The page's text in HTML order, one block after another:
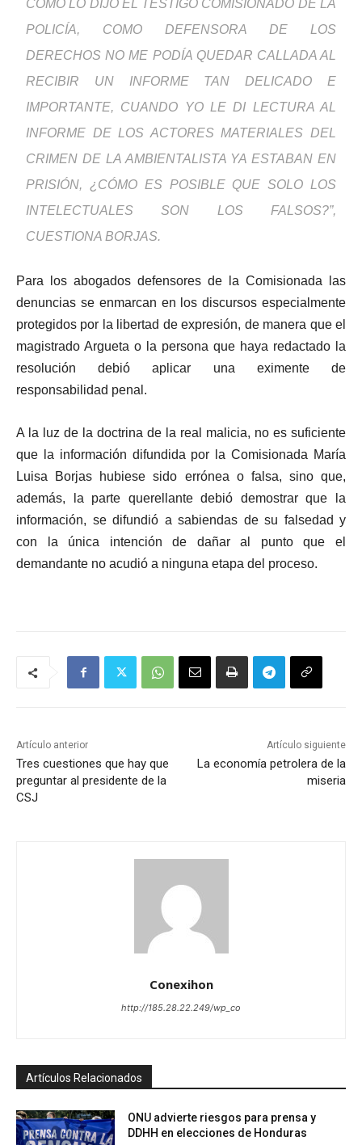
COMO LO DIJO EL TESTIGO COMISIONADO DE LA
POLICÍA, COMO DEFENSORA DE LOS
DERECHOS NO ME PODÍA QUEDAR CALLADA AL
RECIBIR UN INFORME TAN DELICADO E
IMPORTANTE, CUANDO YO LE DI LECTURA AL
INFORME DE LOS ACTORES MATERIALES DEL
CRIMEN DE LA AMBIENTALISTA YA ESTABAN EN
PRISIÓN, ¿CÓMO ES POSIBLE QUE SOLO LOS
INTELECTUALES SON LOS FALSOS?”,
CUESTIONA BORJAS.
Para los abogados defensores de la Comisionada las
denuncias se enmarcan en los discursos especialmente
protegidos por la libertad de expresión, de manera que el
magistrado Argueta o la persona que haya redactado la
resolución debió aplicar una eximente de
responsabilidad penal.
A la luz de la doctrina de la real malicia, no es suficiente
que la información difundida por la Comisionada María
Luisa Borjas hubiese sido errónea o falsa, sino que,
además, la parte querellante debió demostrar que la
información, se difundió a sabiendas de su falsedad y
con la única intención de dañar al punto que el
demandante no acudió a ninguna etapa del proceso.
Artículo anterior
Tres cuestiones que hay que
preguntar al presidente de la
CSJ
Artículo siguiente
La economía petrolera de la
miseria
Conexihon
http://185.28.22.249/wp_co
Artículos Relacionados
ONU advierte riesgos para prensa y
DDHH en elecciones de Honduras